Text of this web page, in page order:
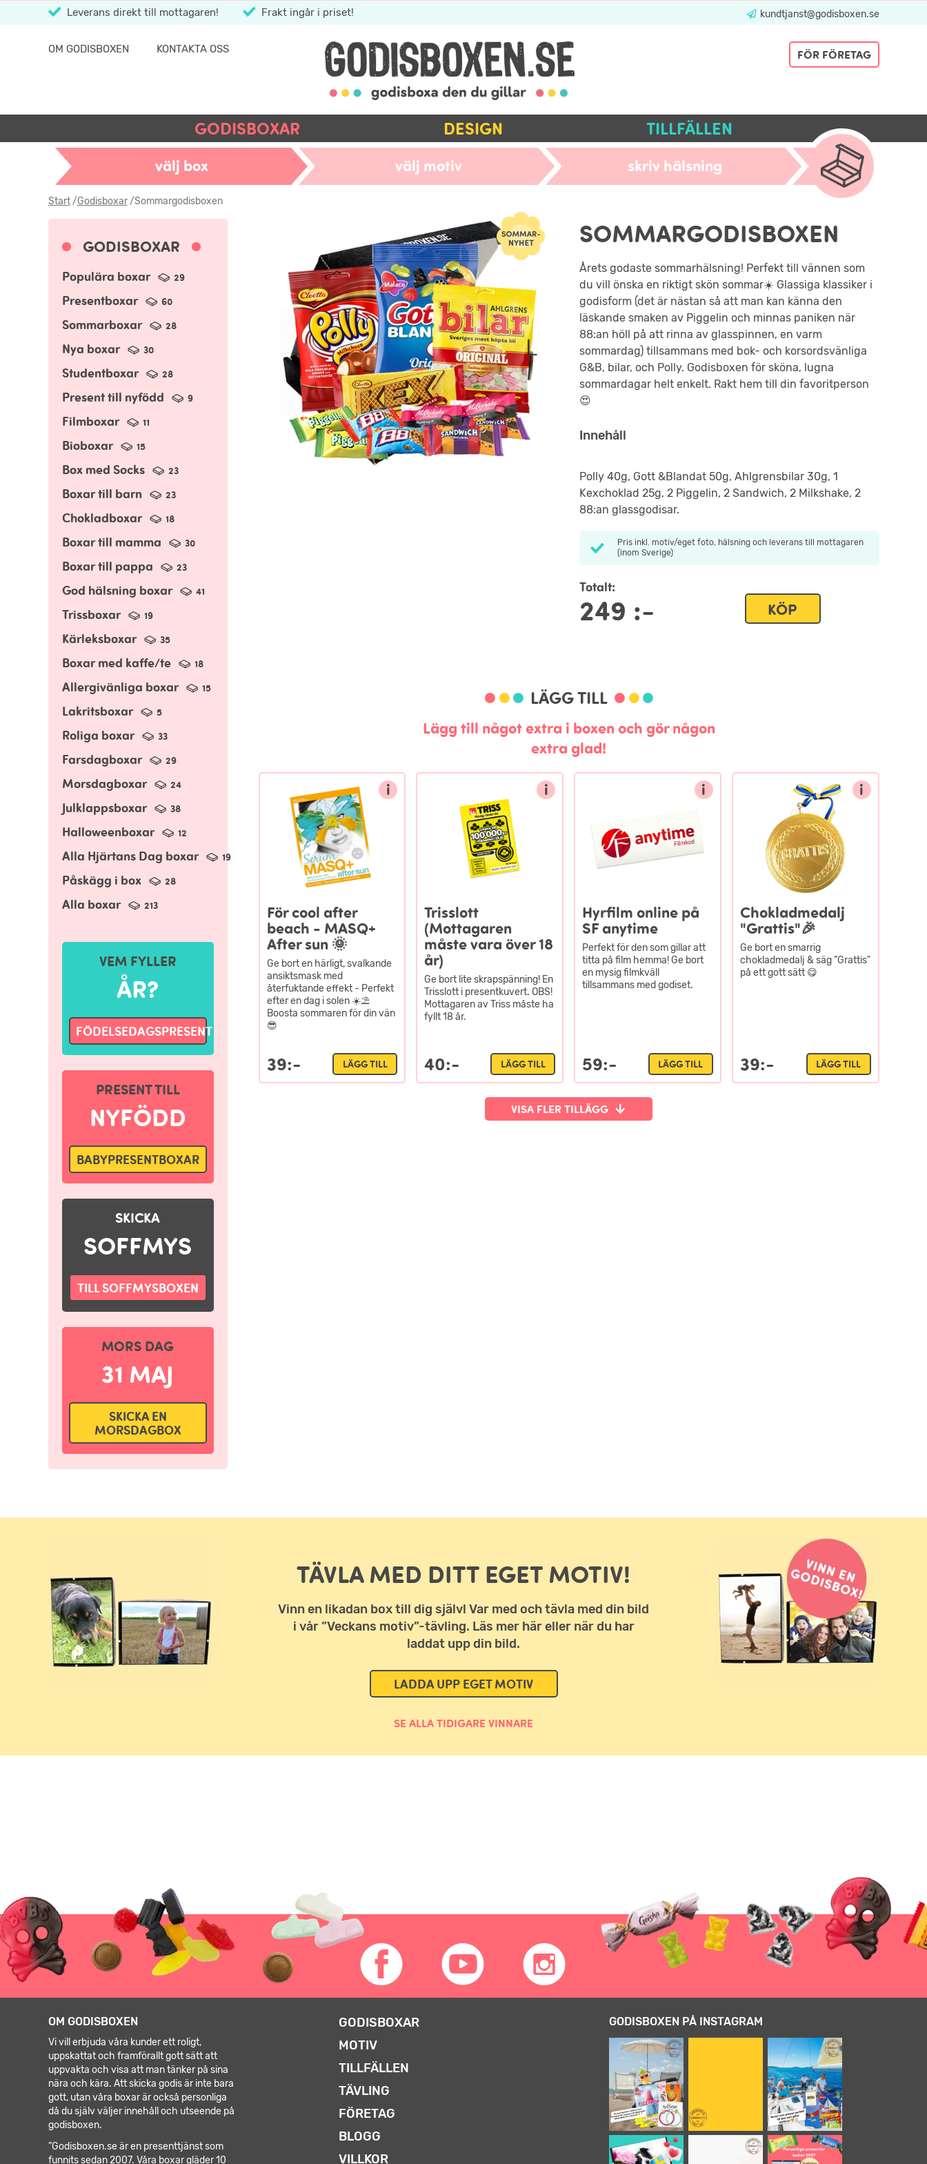
Leverans direkt till mottagaren! Frakt ingår i priset! kundtjanst@godisboxen.se
OM GODISBOXEN KONTAKTA OSS FÖR FÖRETAG
GODISBOXAR DESIGN TILLFÄLLEN
välj box välj motiv skriv hälsning
Start/Godisboxar/Sommargodisboxen
GODISBOXAR
Populära boxar 29
Presentboxar 60
Sommarboxar 28
Nya boxar 30
Studentboxar 28
Present till nyfödd 9
Filmboxar 11
Bioboxar 15
Box med Socks 23
Boxar till barn 23
Chokladboxar 18
Boxar till mamma 30
Boxar till pappa 23
God hälsning boxar 41
Trissboxar 19
Kärleksboxar 35
Boxar med kaffe/te 18
Allergivänliga boxar 15
Lakritsboxar 5
Roliga boxar 33
Farsdagboxar 29
Morsdagboxar 24
Julklappsboxar 38
Halloweenboxar 12
Alla Hjärtans Dag boxar 19
Påskägg i box 28
Alla boxar 213
VEM FYLLER
ÅR?
FÖDELSEDAGSPRESENT
PRESENT TILL
NYFÖDD
BABYPRESENTBOXAR
SKICKA
SOFFMYS
TILL SOFFMYSBOXEN
MORS DAG
31 MAJ
SKICKA EN
MORSDAGBOX
SOMMARGODISBOXEN
Årets godaste sommarhälsning! Perfekt till vännen som
du vill önska en riktigt skön sommar☀️ Glassiga klassiker i
godisform (det är nästan så att man kan känna den
läskande smaken av Piggelin och minnas paniken när
88:an höll på att rinna av glasspinnen, en varm
sommardag) tillsammans med bok- och korsordsvänliga
G&B, bilar, och Polly. Godisboxen för sköna, lugna
sommardagar helt enkelt. Rakt hem till din favoritperson
😍
Innehåll
Polly 40g, Gott &Blandat 50g, Ahlgrensbilar 30g, 1
Kexchoklad 25g, 2 Piggelin, 2 Sandwich, 2 Milkshake, 2
88:an glassgodisar.
Pris inkl. motiv/eget foto, hälsning och leverans till mottagaren
(inom Sverige)
Totalt:
249 :- KÖP
LÄGG TILL
Lägg till något extra i boxen och gör någon
extra glad!
i
För cool after
beach - MASQ+
After sun 🌞
Ge bort en härligt, svalkande
ansiktsmask med
återfuktande effekt - Perfekt
efter en dag i solen ☀️⛱️
Boosta sommaren för din vän
😎
39:- LÄGG TILL
i
Trisslott
(Mottagaren
måste vara över 18
år)
Ge bort lite skrapspänning! En
Trisslott i presentkuvert. OBS!
Mottagaren av Triss måste ha
fyllt 18 år.
40:- LÄGG TILL
i
Hyrfilm online på
SF anytime
Perfekt för den som gillar att
titta på film hemma! Ge bort
en mysig filmkväll
tillsammans med godiset.
59:- LÄGG TILL
i
Chokladmedalj
"Grattis"🎉
Ge bort en smarrig
chokladmedalj & säg ”Grattis"
på ett gott sätt 😋
39:- LÄGG TILL
VISA FLER TILLÄGG
TÄVLA MED DITT EGET MOTIV!
Vinn en likadan box till dig själv! Var med och tävla med din bild
i vår ”Veckans motiv”-tävling. Läs mer här eller när du har
laddat upp din bild.
LADDA UPP EGET MOTIV
SE ALLA TIDIGARE VINNARE
GODISBOXEN PÅ INSTAGRAM
GODISBOXAR
MOTIV
TILLFÄLLEN
TÄVLING
FÖRETAG
BLOGG
VILLKOR
OM GODISBOXEN
Vi vill erbjuda våra kunder ett roligt,
uppskattat och framförallt gott sätt att
uppvakta och visa att man tänker på sina
nära och kära. Att skicka godis är inte bara
gott, utan våra boxar är också personliga
då du själv väljer innehåll och utseende på
godisboxen.
”Godisboxen.se är en presenttjänst som
funnits sedan 2007. Våra boxar gläder 10